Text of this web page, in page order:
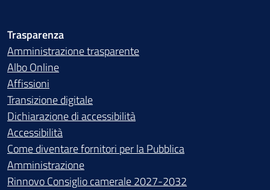
Trasparenza
Amministrazione trasparente
Albo Online
Affissioni
Transizione digitale
Dichiarazione di accessibilità
Accessibilità
Come diventare fornitori per la Pubblica
Amministrazione
Rinnovo Consiglio camerale 2027-2032